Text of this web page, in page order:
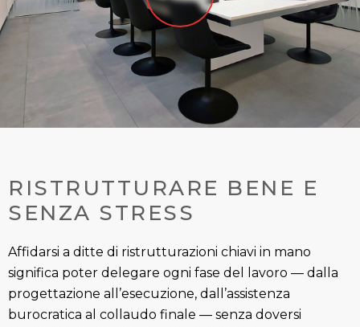
RISTRUTTURARE BENE E
SENZA STRESS
Affidarsi a ditte di ristrutturazioni chiavi in mano
significa poter delegare ogni fase del lavoro — dalla
progettazione all’esecuzione, dall’assistenza
burocratica al collaudo finale — senza doversi